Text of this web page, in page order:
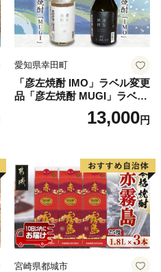
愛知県幸田町
「彦左焼酎 IMO」ラベル変更
品「彦左焼酎 MUGI」ラベル
変更品 飲み比べ セット 合計
2本 720ml×各1本 25度 焼酎
13,000円
宮崎県都城市